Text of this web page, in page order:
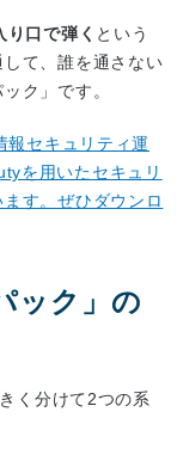
り口で弾く という
て、誰を通さない
ク」です。
報セキュリティ運
を用いたセキュリ
す。ぜひダウンロ
ック」の
く分けて2つの系